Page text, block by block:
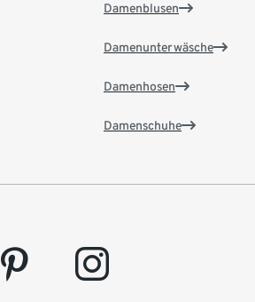
Damenblusen
Damenunterwäsche
Damenhosen
Damenschuhe
pinterest instagram